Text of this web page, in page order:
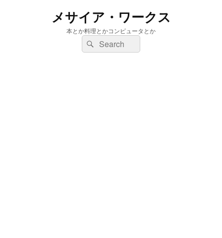
メサイア・ワークス
本とか料理とかコンピュータとか
検
索:
検
索